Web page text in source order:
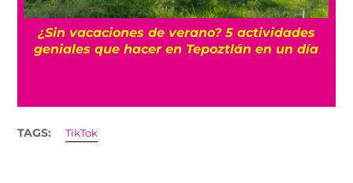
La historia oculta del barrio Romita, uno de
los más misteriosos de la CDMX
TAGS: TikTok